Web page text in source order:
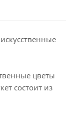
цветы
состоит из